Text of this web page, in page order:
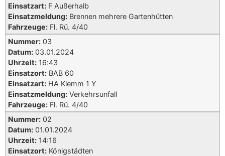
Einsatzart: F Außerhalb
Einsatzmeldung: Brennen mehrere Gartenhütten
Fahrzeuge: Fl. Rü. 4/40
Nummer: 03
Datum: 03.01.2024
Uhrzeit: 16:43
Einsatzort: BAB 60
Einsatzart: HA Klemm 1 Y
Einsatzmeldung: Verkehrsunfall
Fahrzeuge: Fl. Rü. 4/40
Nummer: 02
Datum: 01.01.2024
Uhrzeit: 14:16
Einsatzort: Königstädten